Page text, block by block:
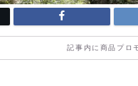
記事内に商品プロ